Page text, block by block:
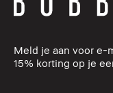
Meld je aan voor e-
15% korting op je